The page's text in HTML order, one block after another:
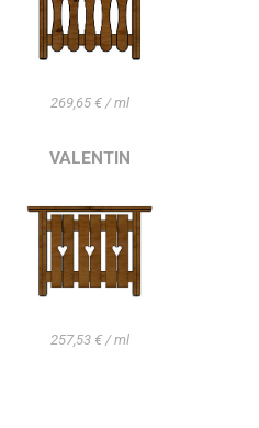
269,65 € / ml
VALENTIN
257,53 € / ml